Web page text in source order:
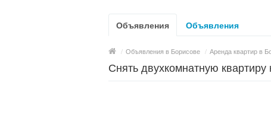
Объявления Объявления
/ Объявления в Борисове / Аренда квартир в
Снять двухкомнатную